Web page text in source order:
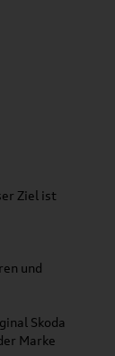
Ziel ist
und
Skoda
Marke